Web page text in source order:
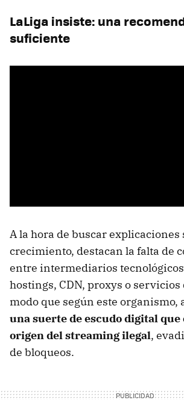
LaLiga insiste: una
suficiente
A la hora de buscar explicaciones
crecimiento, destacan la falta de
entre intermediarios
hostings, CDN, proxys o servicios
modo que según este organismo,
una suerte de escudo digital
origen del streaming ilegal,
de bloqueos.